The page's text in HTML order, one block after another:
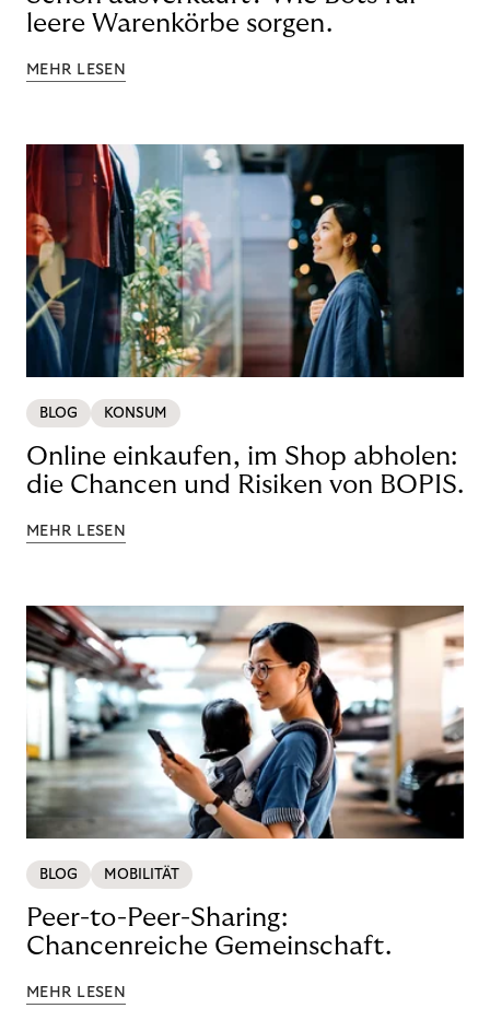
leere Warenkörbe sorgen.
MEHR LESEN
BLOG KONSUM
Online einkaufen, im Shop abholen:
die Chancen und Risiken von BOPIS.
MEHR LESEN
BLOG MOBILITÄT
Peer-to-Peer-Sharing:
Chancenreiche Gemeinschaft.
MEHR LESEN